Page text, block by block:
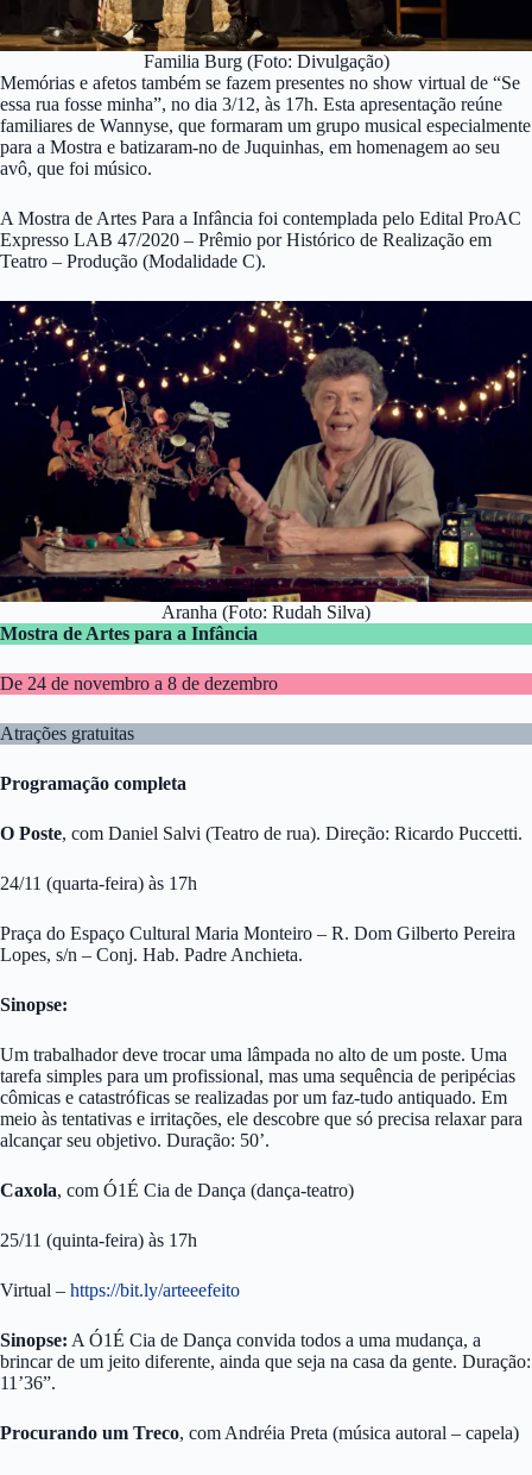
Familia Burg (Foto: Divulgação)
Memórias e afetos também se fazem presentes no show virtual de “Se
essa rua fosse minha”, no dia 3/12, às 17h. Esta apresentação reúne
familiares de Wannyse, que formaram um grupo musical especialmente
para a Mostra e batizaram-no de Juquinhas, em homenagem ao seu
avô, que foi músico.
A Mostra de Artes Para a Infância foi contemplada pelo Edital ProAC
Expresso LAB 47/2020 – Prêmio por Histórico de Realização em
Teatro – Produção (Modalidade C).
Aranha (Foto: Rudah Silva)
Mostra de Artes para a Infância
De 24 de novembro a 8 de dezembro
Atrações gratuitas
Programação completa
O Poste, com Daniel Salvi (Teatro de rua). Direção: Ricardo Puccetti.
24/11 (quarta-feira) às 17h
Praça do Espaço Cultural Maria Monteiro – R. Dom Gilberto Pereira
Lopes, s/n – Conj. Hab. Padre Anchieta.
Sinopse:
Um trabalhador deve trocar uma lâmpada no alto de um poste. Uma
tarefa simples para um profissional, mas uma sequência de peripécias
cômicas e catastróficas se realizadas por um faz-tudo antiquado. Em
meio às tentativas e irritações, ele descobre que só precisa relaxar para
alcançar seu objetivo. Duração: 50’.
Caxola, com Ó1É Cia de Dança (dança-teatro)
25/11 (quinta-feira) às 17h
Virtual – https://bit.ly/arteeefeito
Sinopse: A Ó1É Cia de Dança convida todos a uma mudança, a
brincar de um jeito diferente, ainda que seja na casa da gente. Duração:
11’36”.
Procurando um Treco, com Andréia Preta (música autoral – capela)